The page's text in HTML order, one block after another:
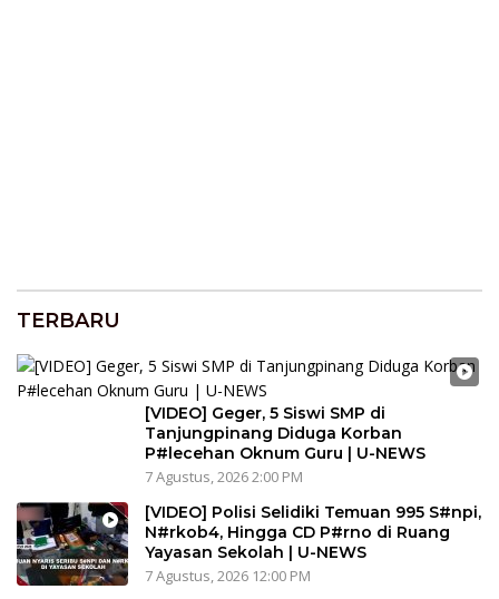
TERBARU
[VIDEO] Geger, 5 Siswi SMP di
Tanjungpinang Diduga Korban
P#lecehan Oknum Guru | U-NEWS
7 Agustus, 2026 2:00 PM
[VIDEO] Polisi Selidiki Temuan 995 S#npi,
N#rkob4, Hingga CD P#rno di Ruang
Yayasan Sekolah | U-NEWS
7 Agustus, 2026 12:00 PM